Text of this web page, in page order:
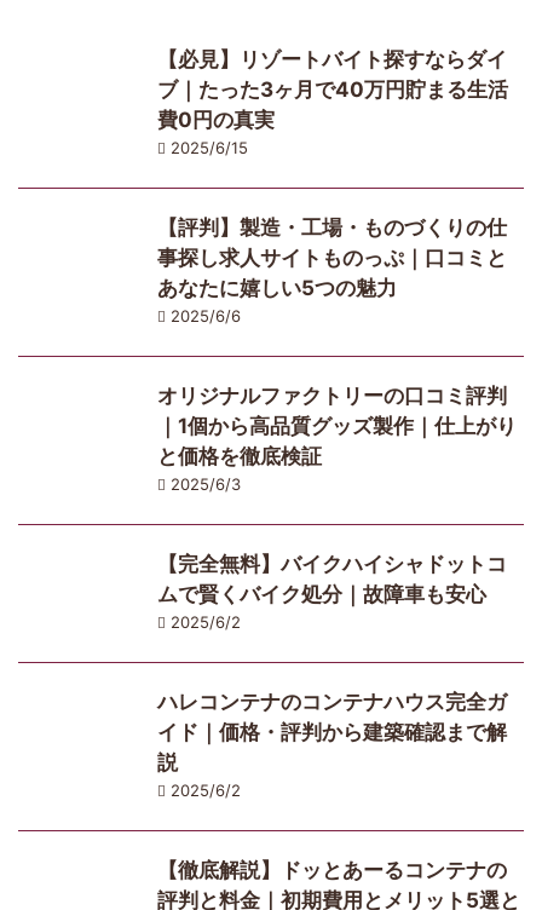
【必見】リゾートバイト探すならダイ
ブ｜たった3ヶ月で40万円貯まる生活
費0円の真実
2025/6/15
【評判】製造・工場・ものづくりの仕
事探し求人サイトものっぷ｜口コミと
あなたに嬉しい5つの魅力
2025/6/6
オリジナルファクトリーの口コミ評判
｜1個から高品質グッズ製作｜仕上がり
と価格を徹底検証
2025/6/3
【完全無料】バイクハイシャドットコ
ムで賢くバイク処分｜故障車も安心
2025/6/2
ハレコンテナのコンテナハウス完全ガ
イド｜価格・評判から建築確認まで解
説
2025/6/2
【徹底解説】ドッとあーるコンテナの
評判と料金｜初期費用とメリット5選と